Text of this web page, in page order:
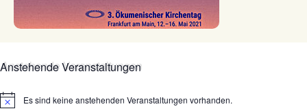
Anstehende Veranstaltungen
HinweisEs sind keine anstehenden Veranstaltungen vorhanden.